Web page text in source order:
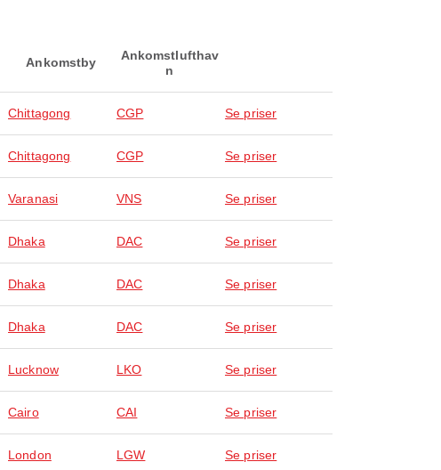
Ankomstby
Ankomstlufthav
n
Chittagong CGP Se priser
Chittagong CGP Se priser
Varanasi VNS Se priser
Dhaka DAC Se priser
Dhaka DAC Se priser
Dhaka DAC Se priser
Lucknow LKO Se priser
Cairo CAI Se priser
London LGW Se priser